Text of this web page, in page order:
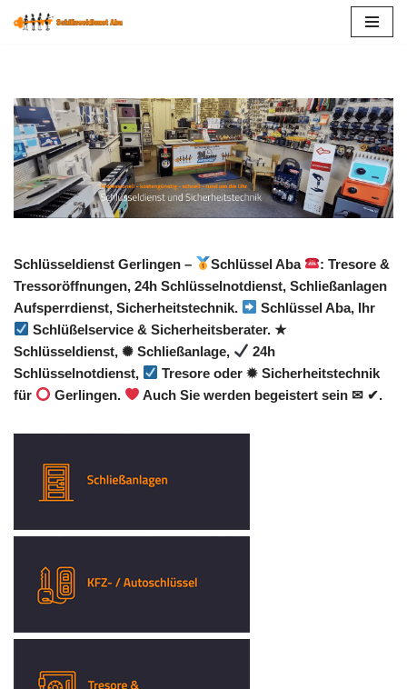
Schlüsseldienst Gerlingen – Schlüssel Aba
: Tresore &
Tressoröffnungen, 24h Schlüsselnotdienst, Schließanlagen
Aufsperrdienst, Sicherheitstechnik.
Schlüssel Aba, Ihr
Schlüßelservice & Sicherheitsberater. ★
Schlüsseldienst, ✺ Schließanlage,
24h
Schlüsselnotdienst,
Tresore oder ✹ Sicherheitstechnik
für
Gerlingen. Auch Sie werden begeistert sein ✉ ✔.